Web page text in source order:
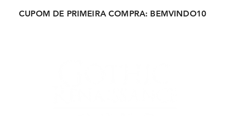
CUPOM DE PRIMEIRA COMPRA: BEMVINDO10